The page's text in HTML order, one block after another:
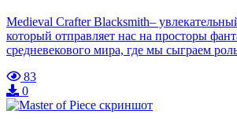
Medieval Crafter Blacksmith–
который отправляет нас на просторы
средневекового мира, где мы сыграем
83
0